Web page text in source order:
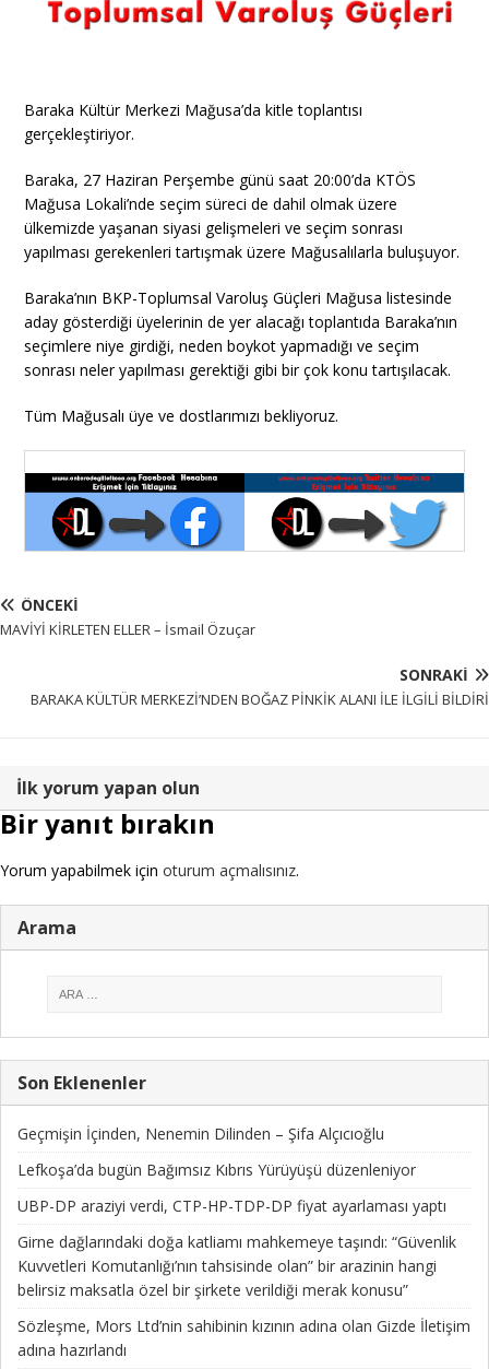
Baraka Kültür Merkezi Mağusa’da kitle toplantısı
gerçekleştiriyor.
Baraka, 27 Haziran Perşembe günü saat 20:00’da KTÖS
Mağusa Lokali’nde seçim süreci de dahil olmak üzere
ülkemizde yaşanan siyasi gelişmeleri ve seçim sonrası
yapılması gerekenleri tartışmak üzere Mağusalılarla buluşuyor.
Baraka’nın BKP-Toplumsal Varoluş Güçleri Mağusa listesinde
aday gösterdiği üyelerinin de yer alacağı toplantıda Baraka’nın
seçimlere niye girdiği, neden boykot yapmadığı ve seçim
sonrası neler yapılması gerektiği gibi bir çok konu tartışılacak.
Tüm Mağusalı üye ve dostlarımızı bekliyoruz.
ÖNCEKI
MAVİYİ KİRLETEN ELLER – İsmail Özuçar
SONRAKI
BARAKA KÜLTÜR MERKEZİ’NDEN BOĞAZ PİNKİK ALANI İLE İLGİLİ BİLDİRİ
İlk yorum yapan olun
Bir yanıt bırakın
Yorum yapabilmek için oturum açmalısınız.
Arama
Son Eklenenler
Geçmişin İçinden, Nenemin Dilinden – Şifa Alçıcıoğlu
Lefkoşa’da bugün Bağımsız Kıbrıs Yürüyüşü düzenleniyor
UBP-DP araziyi verdi, CTP-HP-TDP-DP fiyat ayarlaması yaptı
Girne dağlarındaki doğa katliamı mahkemeye taşındı: “Güvenlik
Kuvvetleri Komutanlığı’nın tahsisinde olan” bir arazinin hangi
belirsiz maksatla özel bir şirkete verildiği merak konusu”
Sözleşme, Mors Ltd’nin sahibinin kızının adına olan Gizde İletişim
adına hazırlandı